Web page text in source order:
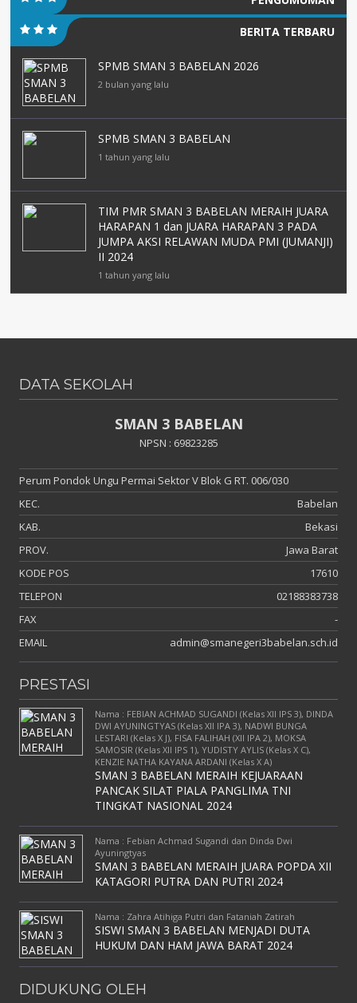
BERITA TERBARU
SPMB SMAN 3 BABELAN 2026
2 bulan yang lalu
SPMB SMAN 3 BABELAN
1 tahun yang lalu
TIM PMR SMAN 3 BABELAN MERAIH JUARA
HARAPAN 1 dan JUARA HARAPAN 3 PADA
JUMPA AKSI RELAWAN MUDA PMI (JUMANJI)
II 2024
1 tahun yang lalu
DATA SEKOLAH
SMAN 3 BABELAN
NPSN : 69823285
Perum Pondok Ungu Permai Sektor V Blok G RT. 006/030
KEC.
Babelan
KAB.
Bekasi
PROV.
Jawa Barat
KODE POS
17610
TELEPON
02188383738
FAX
-
EMAIL
admin@smanegeri3babelan.sch.id
PRESTASI
Nama : FEBIAN ACHMAD SUGANDI (Kelas XII IPS 3), DINDA
DWI AYUNINGTYAS (Kelas XII IPA 3), NADWI BUNGA
LESTARI (Kelas X J), FISA FALIHAH (XII IPA 2), MOKSA
SAMOSIR (Kelas XII IPS 1), YUDISTY AYLIS (Kelas X C),
KENZIE NATHA KAYANA ARDANI (Kelas X A)
SMAN 3 BABELAN MERAIH KEJUARAAN
PANCAK SILAT PIALA PANGLIMA TNI
TINGKAT NASIONAL 2024
Nama : Febian Achmad Sugandi dan Dinda Dwi
Ayuningtyas
SMAN 3 BABELAN MERAIH JUARA POPDA XII
KATAGORI PUTRA DAN PUTRI 2024
Nama : Zahra Atihiga Putri dan Fataniah Zatirah
SISWI SMAN 3 BABELAN MENJADI DUTA
HUKUM DAN HAM JAWA BARAT 2024
DIDUKUNG OLEH